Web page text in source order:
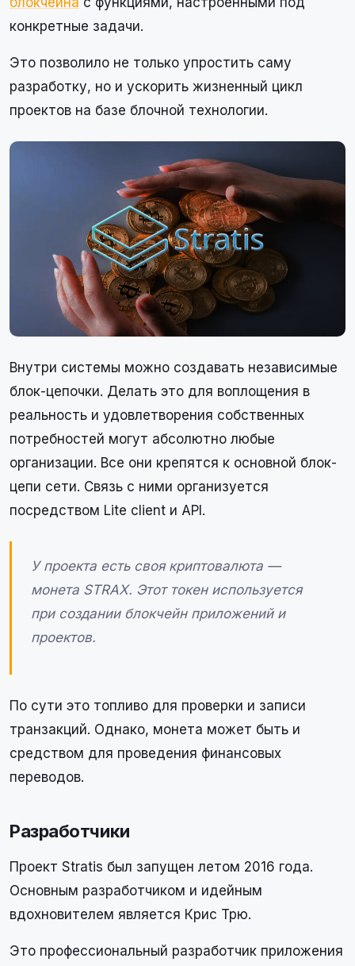
конкретные задачи.
Это позволило не только упростить саму
разработку, но и ускорить жизненный цикл
проектов на базе блочной технологии.
Внутри системы можно создавать независимые
блок-цепочки. Делать это для воплощения в
реальность и удовлетворения собственных
потребностей могут абсолютно любые
организации. Все они крепятся к основной блок-
цепи сети. Связь с ними организуется
посредством Lite client и API.
У проекта есть своя криптовалюта —
монета STRAX. Этот токен используется
при создании блокчейн приложений и
проектов.
По сути это топливо для проверки и записи
транзакций. Однако, монета может быть и
средством для проведения финансовых
переводов.
Разработчики
Проект Stratis был запущен летом 2016 года.
Основным разработчиком и идейным
вдохновителем является Крис Трю.
Это профессиональный разработчик приложения